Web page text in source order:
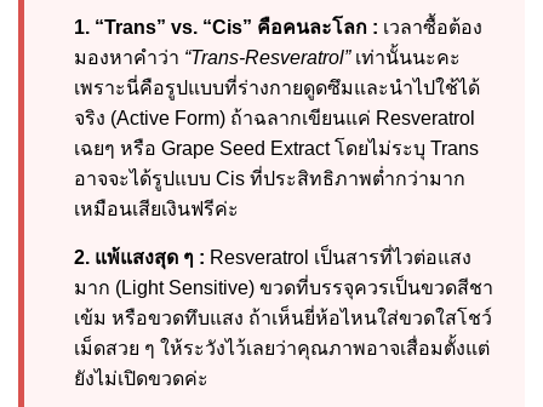
1. “Trans” vs. “Cis” คือคนละโลก : เวลาซื้อต้อง
มองหาคำว่า “Trans-Resveratrol”เท่านั้นนะคะ
เพราะนี่คือรูปแบบที่ร่างกายดูดซึมและนำไปใช้ได้
จริง (Active Form) ถ้าฉลากเขียนแค่ Resveratrol
เฉยๆ หรือ Grape Seed Extract โดยไม่ระบุ Trans
อาจจะได้รูปแบบ Cis ที่ประสิทธิภาพต่ำกว่ามาก
เหมือนเสียเงินฟรีค่ะ
2. แพ้แสงสุด ๆ : Resveratrol เป็นสารที่ไวต่อแสง
มาก (Light Sensitive) ขวดที่บรรจุควรเป็นขวดสีชา
เข้ม หรือขวดทึบแสง ถ้าเห็นยี่ห้อไหนใส่ขวดใสโชว์
เม็ดสวย ๆ ให้ระวังไว้เลยว่าคุณภาพอาจเสื่อมตั้งแต่
ยังไม่เปิดขวดค่ะ